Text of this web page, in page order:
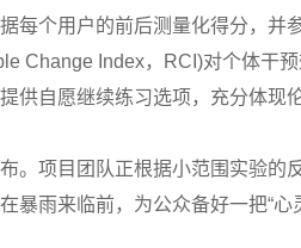
每个用户的前后测量化得分，并
Change Index，RCI)对个体干
供自愿继续练习选项，充分体现
项目团队正根据小范围实验的
雨来临前，为公众备好一把“心